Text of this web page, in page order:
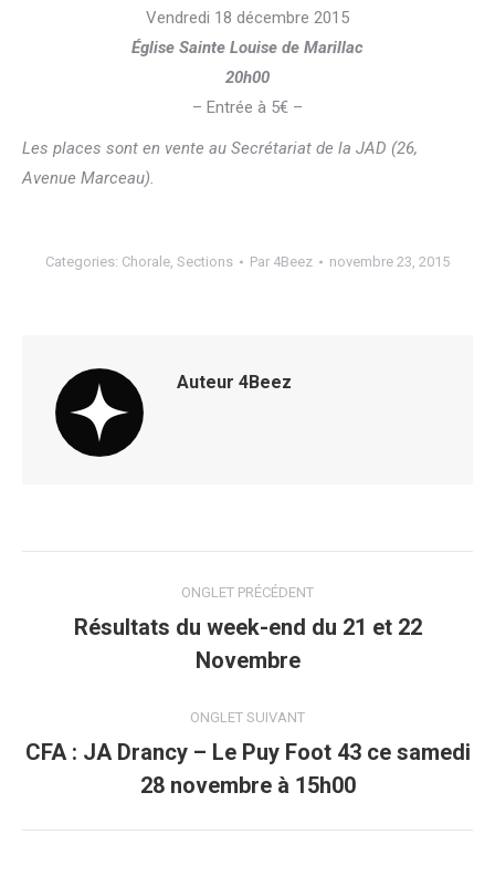
Vendredi 18 décembre 2015
Église Sainte Louise de Marillac
20h00
– Entrée à 5€ –
Les places sont en vente au Secrétariat de la JAD (26,
Avenue Marceau).
Categories: Chorale, Sections Par 4Beez novembre 23, 2015
Auteur 4Beez
commentaire
ONGLET PRÉCÉDENT
Onglet
précédent
Résultats du week-end du 21 et 22
Novembre
ONGLET SUIVANT
Onglet
suivant
CFA : JA Drancy – Le Puy Foot 43 ce samedi
28 novembre à 15h00